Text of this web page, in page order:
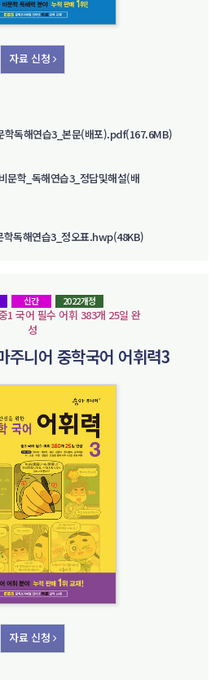
자료 신청
학독해연습3_본문(배포).pdf(167.6MB)
문학_독해연습3_정답및해설(배
학독해연습3_정오표.hwp(48KB)
신간 2022개정
1 국어 필수 어휘 383개 25일 완
성
주니어 중학국어 어휘력3
자료 신청